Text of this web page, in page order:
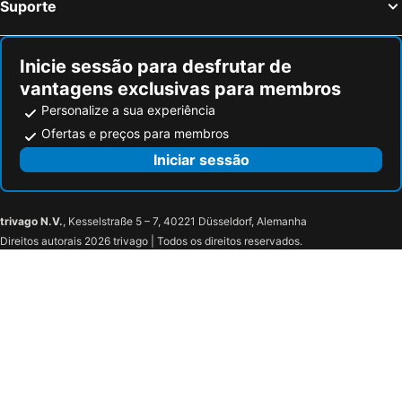
Véglie Hotéis na praia
Avetrana Hotéis na praia
Molfetta Hotéis na praia
Suporte
Inicie sessão para desfrutar de
vantagens exclusivas para membros
Personalize a sua experiência
Ofertas e preços para membros
Iniciar sessão
trivago N.V., Kesselstraße 5 – 7, 40221 Düsseldorf, Alemanha
Direitos autorais 2026 trivago | Todos os direitos reservados.